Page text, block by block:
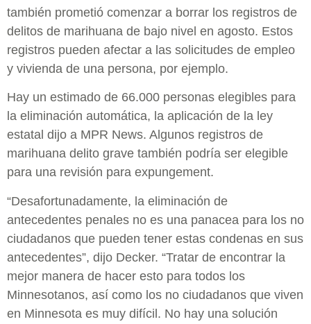
también prometió comenzar a borrar los registros de
delitos de marihuana de bajo nivel en agosto. Estos
registros pueden afectar a las solicitudes de empleo
y vivienda de una persona, por ejemplo.
Hay un estimado de 66.000 personas elegibles para
la eliminación automática, la aplicación de la ley
estatal dijo a MPR News. Algunos registros de
marihuana delito grave también podría ser elegible
para una revisión para expungement.
“Desafortunadamente, la eliminación de
antecedentes penales no es una panacea para los no
ciudadanos que pueden tener estas condenas en sus
antecedentes”, dijo Decker. “Tratar de encontrar la
mejor manera de hacer esto para todos los
Minnesotanos, así como los no ciudadanos que viven
en Minnesota es muy difícil. No hay una solución